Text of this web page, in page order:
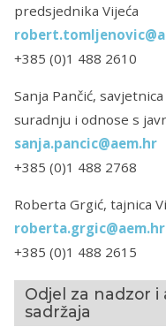
predsjednika Vijeća
+385 (0)1 488 2610
Sanja Pančić,
suradnju i odnose s
sanja.pancic@aem.hr
+385 (0)1 488 2768
Roberta Grgić, tajnica
roberta.grgic@aem.hr
+385 (0)1 488 2615
Odjel za nadzor
sadržaja